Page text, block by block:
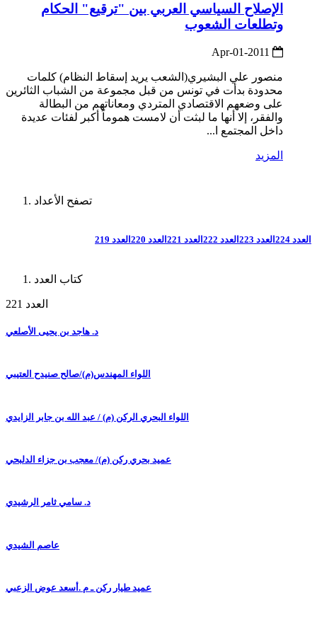
الإصلاح السياسي العربي بين "ترقيع" الحكام
وتطلعات الشعوب
منصور علي البشيري(الشعب يريد إسقاط النظام) كلمات
محدودة بدأت في تونس من قبل مجموعة من الشباب الثائرين
على وضعهم الاقتصادي المتردي ومعاناتهم من البطالة
والفقر، إلا أنها ما لبثت أن لامست هموماً أكبر لفئات عديدة
داخل المجتمع ا...
المزيد
تصفح الأعداد
العدد 224 العدد 223 العدد 222 العدد 221 العدد 220 العدد 219
كتاب العدد
العدد 221
د. هاجد بن يحيى الأصلعي
اللواء المهندس(م)/صالح صنيدح العتيبي
اللواء البحري الركن (م) / عبد الله بن جابر الزايدي
عميد بحري ركن (م)/ معجب بن جزاء الدلبحي
د. سامي ثامر الرشيدي
عاصم الشيدي
عميد طيار ركن ـ م .أسعد عوض الزعبي